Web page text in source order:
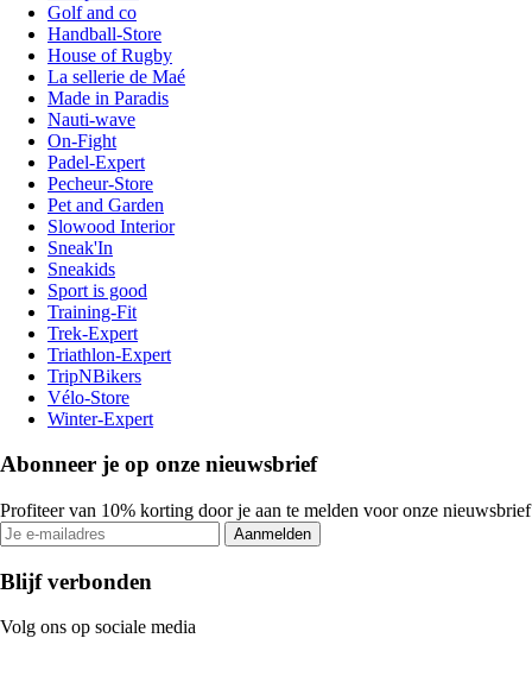
Golf and co
Handball-Store
House of Rugby
La sellerie de Maé
Made in Paradis
Nauti-wave
On-Fight
Padel-Expert
Pecheur-Store
Pet and Garden
Slowood Interior
Sneak'In
Sneakids
Sport is good
Training-Fit
Trek-Expert
Triathlon-Expert
TripNBikers
Vélo-Store
Winter-Expert
Abonneer je op onze nieuwsbrief
Profiteer van 10% korting door je aan te melden voor onze nieuwsbrief
Aanmelden
Blijf verbonden
Volg ons op sociale media